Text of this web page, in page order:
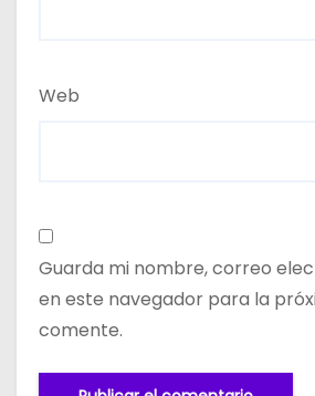
Web
Guarda mi nombre, correo
en este navegador para la
comente.